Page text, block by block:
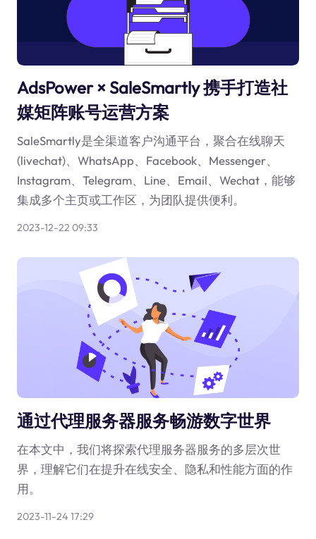
AdsPower × SaleSmartly 携手打造社
媒矩阵账号运营方案
SaleSmartly是全渠道客户沟通平台，聚合在线聊天
(livechat)、WhatsApp、Facebook、Messenger、
Instagram、Telegram、Line、Email、Wechat，能够
集成多个主页或工作区，为团队提供便利。
2023-12-22 09:33
通过代理服务器服务畅游数字世界
在本文中，我们将探索代理服务器服务的多层次世
界，理解它们在提升在线安全、隐私和性能方面的作
用。
2023-11-24 17:29